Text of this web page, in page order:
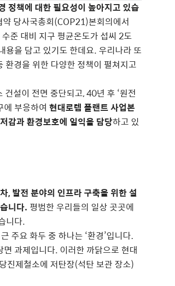
정책에 대한 필요성이 높아지고 있습
당사국총회(COP21)본회의에서
준 대비 지구 평균온도가 섭씨 2도
용을 담고 있기도 한데요. 우리나라 또
환경을 위한 다양한 정책이 펼쳐지고
설이 전면 중단되고, 40년 후 ‘원전
에 부응하여 현대로템 플랜트 사업본
감과 환경보호에 일익을 담당하고 있
, 발전 분야의 인프라 구축을 위한 설
니다. 평범한 우리들의 일상 곳곳에
니다.
주요 화두 중 하나는 ‘환경’입니다.
과제입니다. 이러한 까닭으로 현대
진제철소에 저탄장(석탄 보관 장소)